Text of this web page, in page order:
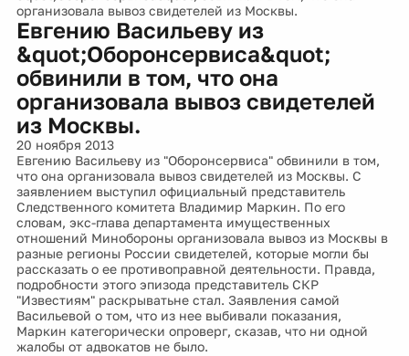
организовала вывоз свидетелей из Москвы.
Евгению Васильеву из
&quot;Оборонсервиса&quot;
обвинили в том, что она
организовала вывоз свидетелей
из Москвы.
20 ноября 2013
Евгению Васильеву из "Оборонсервиса" обвинили в том,
что она организовала вывоз свидетелей из Москвы. С
заявлением выступил официальный представитель
Следственного комитета Владимир Маркин. По его
словам, экс-глава департамента имущественных
отношений Минобороны организовала вывоз из Москвы в
разные регионы России свидетелей, которые могли бы
рассказать о ее противоправной деятельности. Правда,
подробности этого эпизода представитель СКР
"Известиям" раскрыватьне стал. Заявления самой
Васильевой о том, что из нее выбивали показания,
Маркин категорически опроверг, сказав, что ни одной
жалобы от адвокатов не было.